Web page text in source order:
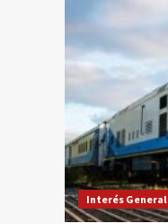
Interés General